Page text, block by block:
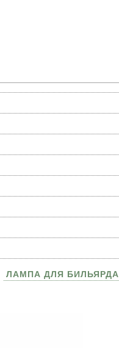
ЛАМПА ДЛЯ БИЛЬЯРДА